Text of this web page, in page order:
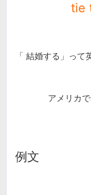
tie
「 結婚する」っ
アメリカ
例文